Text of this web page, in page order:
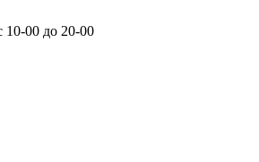
00 до 20-00